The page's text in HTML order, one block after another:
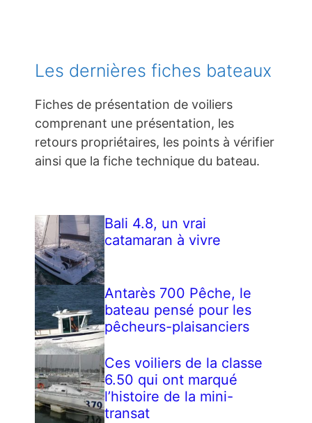
Les dernières fiches bateaux
Fiches de présentation de voiliers
comprenant une présentation, les
retours propriétaires, les points à vérifier
ainsi que la fiche technique du bateau.
Bali 4.8, un vrai
catamaran à vivre
Antarès 700 Pêche, le
bateau pensé pour les
pêcheurs-plaisanciers
Ces voiliers de la classe
6.50 qui ont marqué
l’histoire de la mini-
transat